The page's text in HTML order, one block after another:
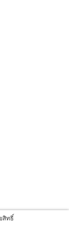
สิทธิ์